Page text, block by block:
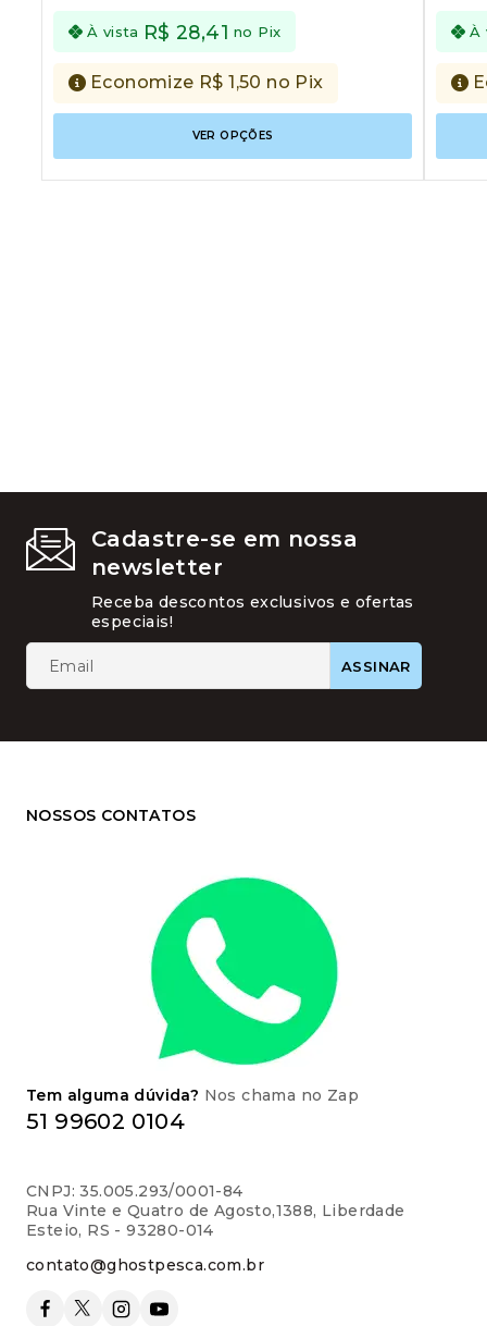
5
À vista R$28,41 no Pix
Economize R$1,50 no Pix
VER OPÇÕES
tem
várias
5
À
Cadastre-se em nossa
newsletter
Receba descontos exclusivos e ofertas
especiais!
NOSSOS CONTATOS
Tem alguma dúvida? Nos chama no Zap
51 99602 0104
CNPJ: 35.005.293/0001-84
Rua Vinte e Quatro de Agosto,1388, Liberdade
Esteio, RS - 93280-014
contato@ghostpesca.com.br